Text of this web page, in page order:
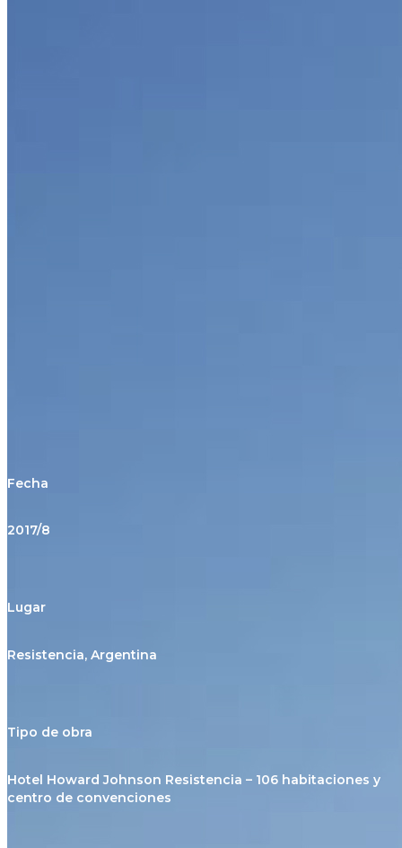
Fecha
2017/8
Lugar
Resistencia, Argentina
Tipo de obra
Hotel Howard Johnson Resistencia – 106 habitaciones y
centro de convenciones